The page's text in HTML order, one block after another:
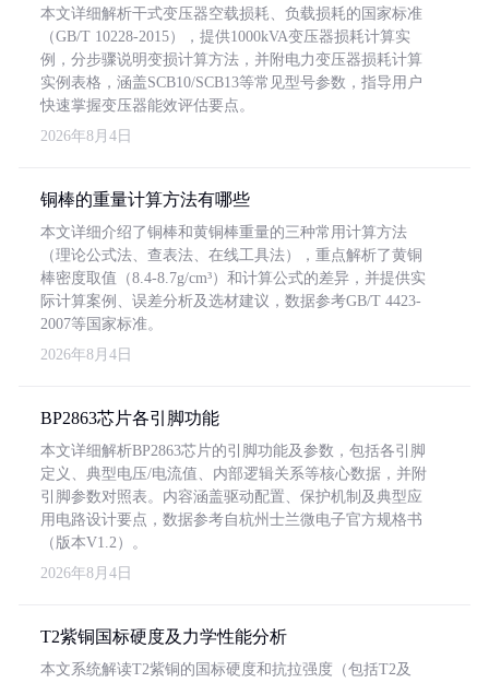
本文详细解析干式变压器空载损耗、负载损耗的国家标准
（GB/T 10228-2015），提供1000kVA变压器损耗计算实
例，分步骤说明变损计算方法，并附电力变压器损耗计算
实例表格，涵盖SCB10/SCB13等常见型号参数，指导用户
快速掌握变压器能效评估要点。
2026年8月4日
铜棒的重量计算方法有哪些
本文详细介绍了铜棒和黄铜棒重量的三种常用计算方法
（理论公式法、查表法、在线工具法），重点解析了黄铜
棒密度取值（8.4-8.7g/cm³）和计算公式的差异，并提供实
际计算案例、误差分析及选材建议，数据参考GB/T 4423-
2007等国家标准。
2026年8月4日
BP2863芯片各引脚功能
本文详细解析BP2863芯片的引脚功能及参数，包括各引脚
定义、典型电压/电流值、内部逻辑关系等核心数据，并附
引脚参数对照表。内容涵盖驱动配置、保护机制及典型应
用电路设计要点，数据参考自杭州士兰微电子官方规格书
（版本V1.2）。
2026年8月4日
T2紫铜国标硬度及力学性能分析
本文系统解读T2紫铜的国标硬度和抗拉强度（包括T2及